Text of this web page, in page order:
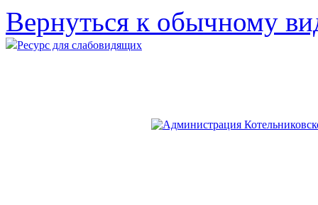
Вернуться к обычному
Ресурс для слабовидящих